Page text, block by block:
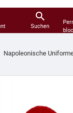

Suchen
Napoleonische